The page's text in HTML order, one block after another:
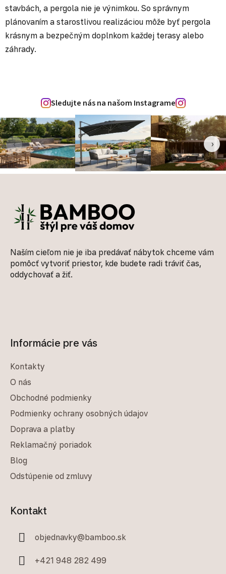
stavbách, a pergola nie je výnimkou. So správnym
plánovaním a starostlivou realizáciou môže byť pergola
krásnym a bezpečným doplnkom každej terasy alebo
záhrady.
Sledujte nás na našom Instagrame
‹ ›
Naším cieľom nie je iba predávať nábytok chceme vám
pomôcť vytvoriť priestor, kde budete radi tráviť čas,
oddychovať a žiť.
Informácie pre vás
Kontakty
O nás
Obchodné podmienky
Podmienky ochrany osobných údajov
Doprava a platby
Reklamačný poriadok
Blog
Odstúpenie od zmluvy
Kontakt
objednavky@bamboo.sk
+421 948 282 499